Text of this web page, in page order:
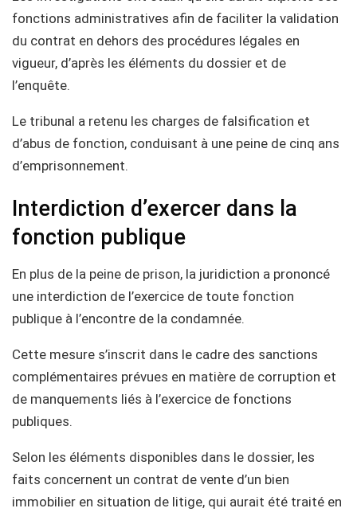
fonctions administratives afin de faciliter la validation
du contrat en dehors des procédures légales en
vigueur, d’après les éléments du dossier et de
l’enquête.
Le tribunal a retenu les charges de falsification et
d’abus de fonction, conduisant à une peine de cinq ans
d’emprisonnement.
Interdiction d’exercer dans la
fonction publique
En plus de la peine de prison, la juridiction a prononcé
une interdiction de l’exercice de toute fonction
publique à l’encontre de la condamnée.
Cette mesure s’inscrit dans le cadre des sanctions
complémentaires prévues en matière de corruption et
de manquements liés à l’exercice de fonctions
publiques.
Selon les éléments disponibles dans le dossier, les
faits concernent un contrat de vente d’un bien
immobilier en situation de litige, qui aurait été traité en